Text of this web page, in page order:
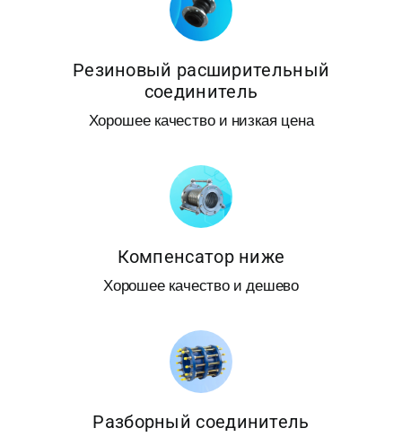
Резиновый расширительный
соединитель
Хорошее качество и низкая цена
Компенсатор ниже
Хорошее качество и дешево
Разборный соединитель